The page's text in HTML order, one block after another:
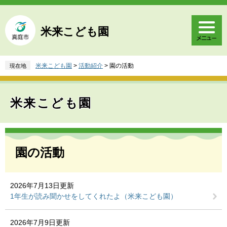
ペ
ジ
の
頭
す
メ
ュ
ー
飛
し
へ
米来こども園
現在地 米来こども園 > 活動紹介 > 園の活動
米来こども園
本
園の活動
2026年7月13日更新
1年生が読み聞かせをしてくれたよ（米来こども園）
2026年7月9日更新